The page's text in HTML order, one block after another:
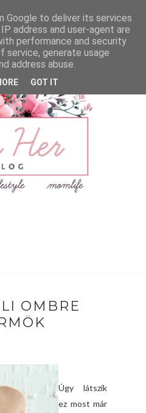
OMBRE
Úgy látszik
ez most már
Google to deliver its services
address and user-agent are
performance and security
service, generate usage
address abuse.
GOT IT